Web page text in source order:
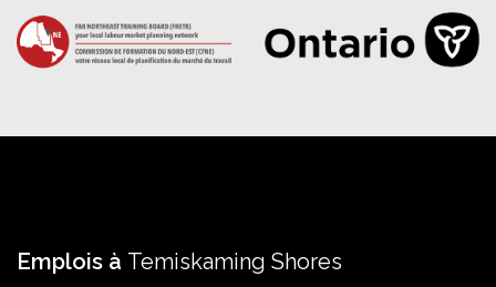
Emplois à Temiskaming Shores